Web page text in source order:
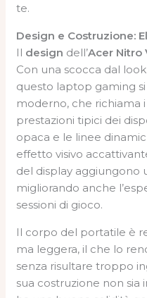
te.
Design e Costruzione:
Il design dell’Acer Nitro
Con una scocca dal
questo laptop gaming
moderno, che richiama
prestazioni tipici dei
opaca e le linee
effetto visivo
del display aggiungono
migliorando anche
sessioni di gioco.
Il corpo del portatile è
ma leggera, il che lo
senza risultare troppo
sua costruzione non sia